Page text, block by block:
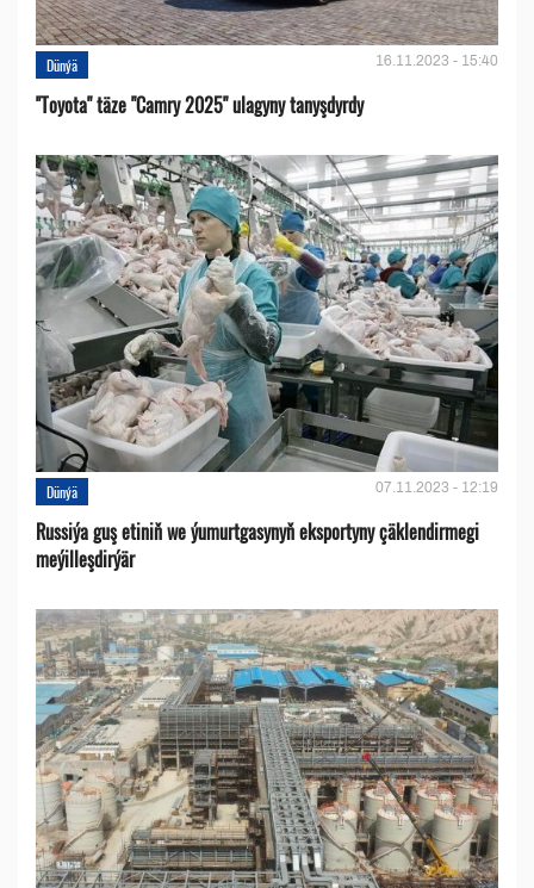
Dünýä 16.11.2023 - 15:40
''Toyota" täze "Camry 2025" ulagyny tanyşdyrdy
Dünýä 07.11.2023 - 12:19
Russiýa guş etiniň we ýumurtgasynyň eksportyny çäklendirmegi
meýilleşdirýär